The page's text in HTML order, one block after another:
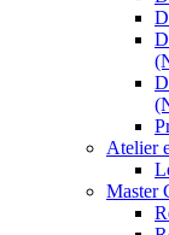
Atelier
Master